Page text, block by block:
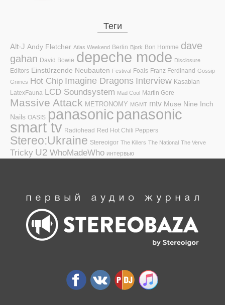
Теги
Alt-J Andy Fletcher Atlas Weekend Berlin Bjork Bon Homme dave
gahan David Bowie depeche mode Disclosure
Editors Einstürzende Neubauten Festival Foals Franz Ferdinand Gossip
Grimes Hot Chip Imagine Dragons Interview Kasabian
LatexFauna LCD Soundsystem Mad Cool Martin Gore
Massive Attack METRONOMY MGMT mtv Muse Nine Inch
Nails OASIS panasonic panasonic
smart tv Radiohead Red Hot Chili Peppers
Stereo:Ukraine Stereoigor The Killers The National The Verve
Tricky U2 WhoMadeWho интервью